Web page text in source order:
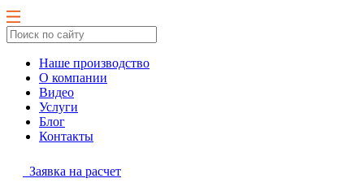
Наше производство
О компании
Видео
Услуги
Блог
Контакты
Заявка на расчет